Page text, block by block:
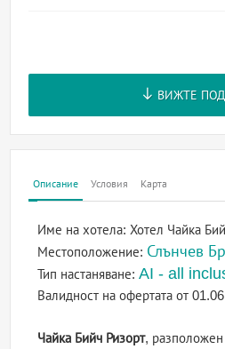
ВИЖТЕ
Описание Условия Карта
Име на хотела: Хотел Чайка
Местоположение: Слънчев
Тип настаняване:AI - all
Валидност на офертатаот
Чайка Бийч Ризорт,